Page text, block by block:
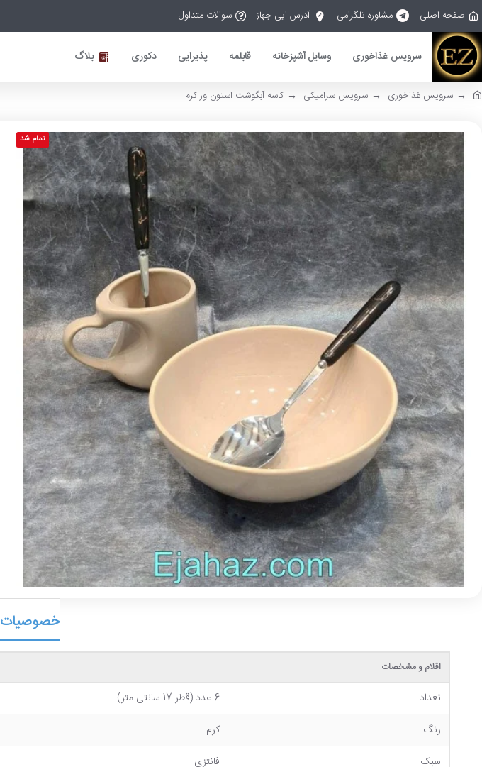
صفحه اصلی مشاوره تلگرامی آدرس ایی جهاز سوالات متداول
سرویس غذاخوری وسایل آشپزخانه قابلمه پذیرایی دکوری بلاگ
سرویس غذاخوری سرویس سرامیکی کاسه آبگوشت استون ور کرم
تمام شد
خصوصیات
اقلام و مشخصات
تعداد
6 عدد (قطر 17 سانتی متر)
رنگ
کرم
سبک
فانتزی